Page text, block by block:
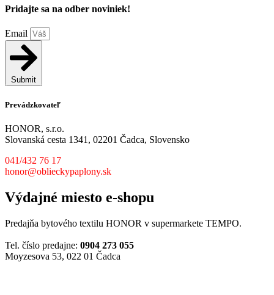
Pridajte sa na odber noviniek!
Email
Submit
Prevádzkovateľ
HONOR, s.r.o.
Slovanská cesta 1341, 02201 Čadca, Slovensko
041/432 76 17
honor@oblieckypaplony.sk
Výdajné miesto e-shopu
Predajňa bytového textilu HONOR v supermarkete TEMPO.
Tel. číslo predajne: 0904 273 055
Moyzesova 53, 022 01 Čadca